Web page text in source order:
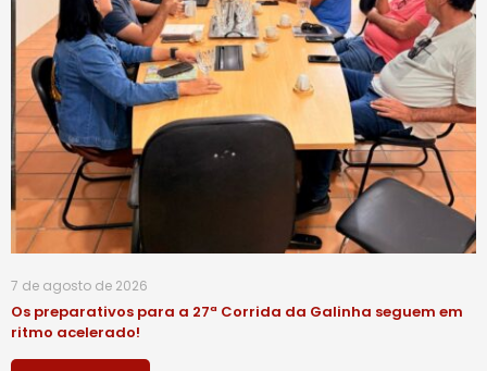
7 de agosto de 2026
Os preparativos para a 27ª Corrida da Galinha seguem em
ritmo acelerado!